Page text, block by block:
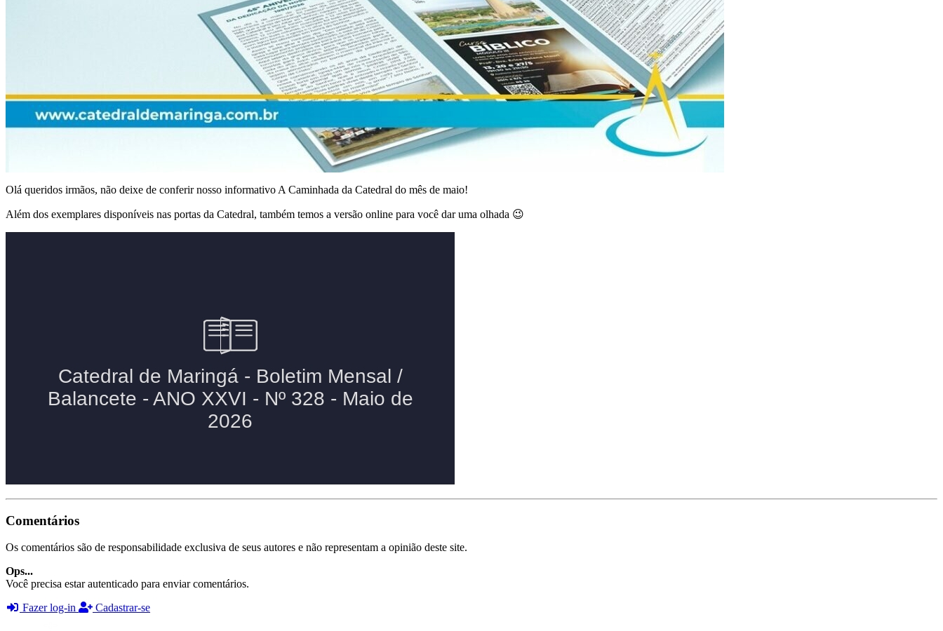
Olá queridos irmãos, não deixe de conferir nosso informativo A Caminhada da Catedral do mês de maio!
Além dos exemplares disponíveis nas portas da Catedral, também temos a versão online para você dar uma olhada 😉
Comentários
Os comentários são de responsabilidade exclusiva de seus autores e não representam a opinião deste site.
Ops...
Você precisa estar autenticado para enviar comentários.
Fazer log-in
Cadastrar-se